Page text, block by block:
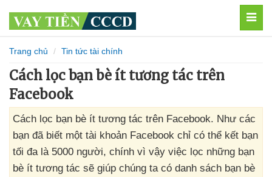
Trang chủ Tin tức tài chính
Cách lọc bạn bè ít tương tác trên
Facebook
Cách lọc bạn bè ít tương tác trên Facebook. Như các
bạn đã biết một tài khoản Facebook chỉ có thể kết bạn
tối đa là 5000 người, chính vì vậy việc lọc những bạn
bè ít tương tác sẽ giúp chúng ta có danh sách bạn bè